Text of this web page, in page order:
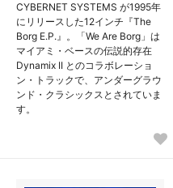
CYBERNET SYSTEMS が1995年
にリリースした12インチ『The
Borg E.P.』。「We Are Borg」は
マイアミ・ベースの伝説的存在
Dynamix II とのコラボレーショ
ン・トラックで、アンダーグラウ
ンド・クラシックスとされていま
す。